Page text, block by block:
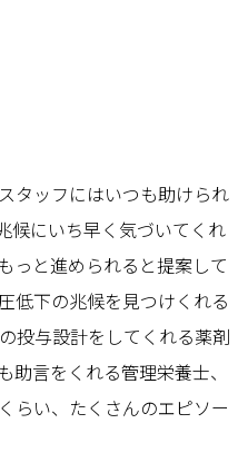
タッフにはいつも助けられ
候にいち早く気づいてくれ
っと進められると提案して
低下の兆候を見つけくれる
投与設計をしてくれる薬剤
言をくれる管理栄養士、
らい、たくさんのエピソー